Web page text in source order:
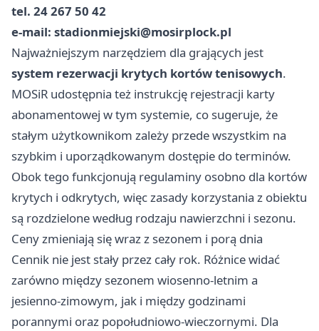
tel. 24 267 50 42
e-mail: stadionmiejski@mosirplock.pl
Najważniejszym narzędziem dla grających jest
system rezerwacji krytych kortów tenisowych.
MOSiR udostępnia też instrukcję rejestracji karty
abonamentowej w tym systemie, co sugeruje, że
stałym użytkownikom zależy przede wszystkim na
szybkim i uporządkowanym dostępie do terminów.
Obok tego funkcjonują regulaminy osobno dla kortów
krytych i odkrytych, więc zasady korzystania z obiektu
są rozdzielone według rodzaju nawierzchni i sezonu.
Ceny zmieniają się wraz z sezonem i porą dnia
Cennik nie jest stały przez cały rok. Różnice widać
zarówno między sezonem wiosenno-letnim a
jesienno-zimowym, jak i między godzinami
porannymi oraz popołudniowo-wieczornymi. Dla